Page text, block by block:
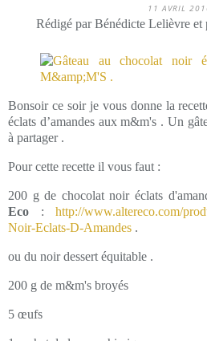
11 AVRIL
Rédigé par Bénédicte Lelièvre
Bonsoir ce soir je vous donne la
éclats d’amandes aux m&m's . Un
à partager .
Pour cette recette il vous faut :
200 g de chocolat noir éclats
Eco : http://www.altereco.com/
Noir-Eclats-D-Amandes .
ou du noir dessert équitable .
200 g de m&m's broyés
5 œufs